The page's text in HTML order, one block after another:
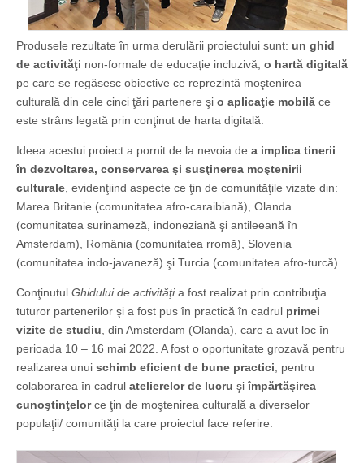
Produsele rezultate în urma derulării proiectului sunt: un ghid
de activităţi non-formale de educaţie incluzivă, o hartă digitală
pe care se regăsesc obiective ce reprezintă moştenirea
culturală din cele cinci ţări partenere şi o aplicaţie mobilă ce
este strâns legată prin conţinut de harta digitală.
Ideea acestui proiect a pornit de la nevoia de a implica tinerii
în dezvoltarea, conservarea şi susţinerea moştenirii
culturale, evidenţiind aspecte ce ţin de comunităţile vizate din:
Marea Britanie (comunitatea afro-caraibiană), Olanda
(comunitatea surinameză, indoneziană şi antileeană în
Amsterdam), România (comunitatea rromă), Slovenia
(comunitatea indo-javaneză) şi Turcia (comunitatea afro-turcă).
Conţinutul Ghidului de activităţia fost realizat prin contribuţia
tuturor partenerilor şi a fost pus în practică în cadrul primei
vizite de studiu, din Amsterdam (Olanda), care a avut loc în
perioada 10 – 16 mai 2022. A fost o oportunitate grozavă pentru
realizarea unui schimb eficient de bune practici, pentru
colaborarea în cadrul atelierelor de lucru şiîmpărtăşirea
cunoştinţelorce ţin de moştenirea culturală a diverselor
populaţii/ comunităţi la care proiectul face referire.